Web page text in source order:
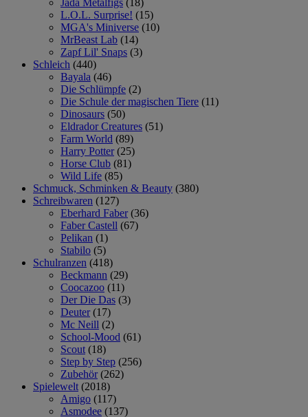
Jada Metalfigs (18)
L.O.L. Surprise! (15)
MGA's Miniverse (10)
MrBeast Lab (14)
Zapf Lil' Snaps (3)
Schleich (440)
Bayala (46)
Die Schlümpfe (2)
Die Schule der magischen Tiere (11)
Dinosaurs (50)
Eldrador Creatures (51)
Farm World (89)
Harry Potter (25)
Horse Club (81)
Wild Life (85)
Schmuck, Schminken & Beauty (380)
Schreibwaren (127)
Eberhard Faber (36)
Faber Castell (67)
Pelikan (1)
Stabilo (5)
Schulranzen (418)
Beckmann (29)
Coocazoo (11)
Der Die Das (3)
Deuter (17)
Mc Neill (2)
School-Mood (61)
Scout (18)
Step by Step (256)
Zubehör (262)
Spielewelt (2018)
Amigo (117)
Asmodee (137)